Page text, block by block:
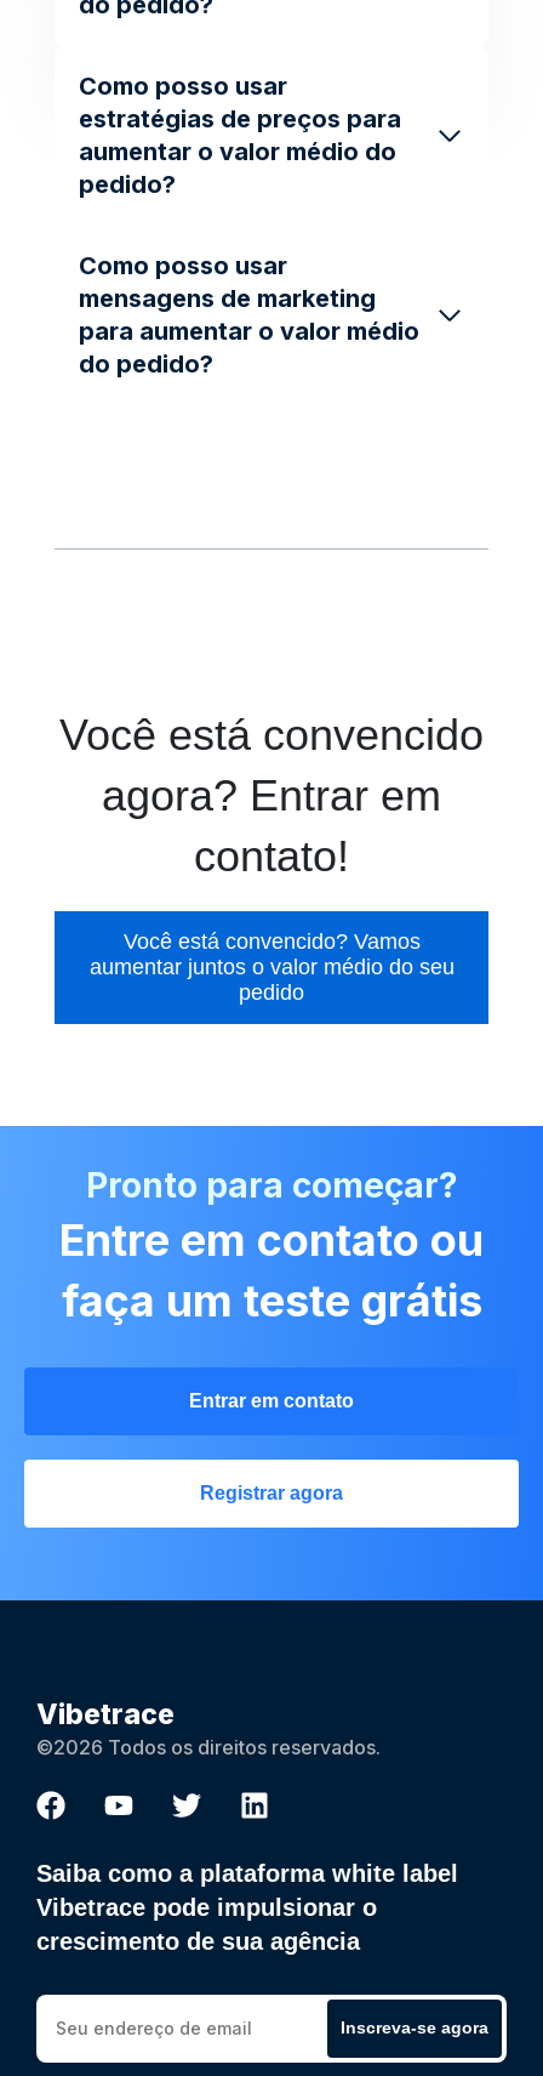
Como posso usar
estratégias de preços para
aumentar o valor médio do
pedido?
Como posso usar
mensagens de marketing
para aumentar o valor médio
do pedido?
Você está convencido
agora? Entrar em
contato!
Você está convencido? Vamos
aumentar juntos o valor médio do seu
pedido
Pronto para começar?
Entre em contato ou
faça um teste grátis
Entrar em contato
Registrar agora
Vibetrace
©2026 Todos os direitos reservados.
Saiba como a plataforma white label
Vibetrace pode impulsionar o
crescimento de sua agência
Inscreva-se agora